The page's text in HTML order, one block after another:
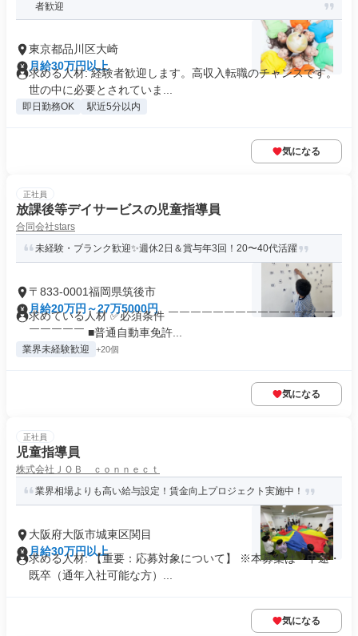
者歓迎
東京都品川区大崎
月給30万円以上
求める人材: 経験者歓迎します。高収入転職のチャンスです。
世の中に必要とされていま...
即日勤務OK 駅近5分以内
気になる
正社員
放課後等デイサービスの児童指導員
合同会社stars
未経験・ブランク歓迎✨週休2日＆賞与年3回！20〜40代活躍
〒833-0001福岡県筑後市
月給20万円～27万5000円
求めている人材 ✅必須条件 ￣￣￣￣￣￣￣￣￣￣￣￣￣￣￣
￣￣￣￣￣ ■普通自動車免許...
業界未経験歓迎 +20個
気になる
正社員
児童指導員
株式会社ＪＯＢ ｃｏｎｎｅｃｔ
業界相場よりも高い給与設定！賃金向上プロジェクト実施中！
大阪府大阪市城東区関目
月給30万円以上
求める人材: 【重要：応募対象について】 ※本募集は「中途・
既卒（通年入社可能な方）...
気になる